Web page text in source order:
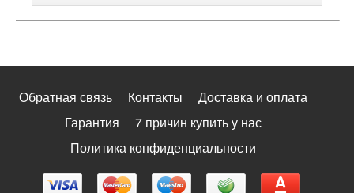
Обратная связь Контакты
Доставка и оплата
Гарантия
7 причин купить у нас
Политика конфиденциальности